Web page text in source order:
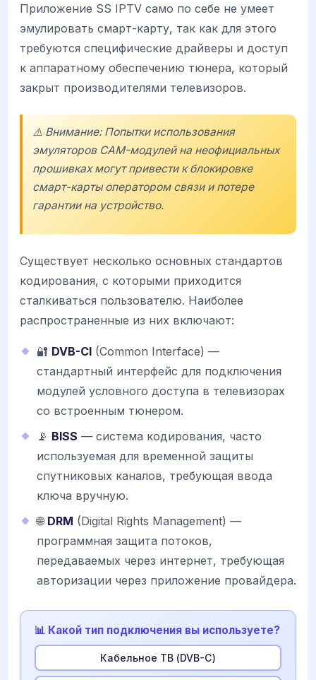
Приложение SS IPTV само по себе не умеет
эмулировать смарт-карту, так как для этого
требуются специфические драйверы и доступ
к аппаратному обеспечению тюнера, который
закрыт производителями телевизоров.
⚠️ Внимание: Попытки использования
эмуляторов CAM-модулей на неофициальных
прошивках могут привести к блокировке
смарт-карты оператором связи и потере
гарантии на устройство.
Существует несколько основных стандартов
кодирования, с которыми приходится
сталкиваться пользователю. Наиболее
распространенные из них включают:
🔐 DVB-CI (Common Interface) —
стандартный интерфейс для подключения
модулей условного доступа в телевизорах
со встроенным тюнером.
📡 BISS — система кодирования, часто
используемая для временной защиты
спутниковых каналов, требующая ввода
ключа вручную.
🌐 DRM (Digital Rights Management) —
программная защита потоков,
передаваемых через интернет, требующая
авторизации через приложение провайдера.
📊 Какой тип подключения вы используете?
Кабельное ТВ (DVB-C)